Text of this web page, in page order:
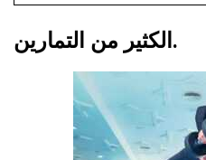
الكثير من التمارين.